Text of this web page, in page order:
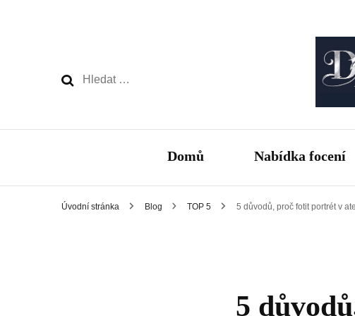
Vyhledávání
Domů Nabídka focení
Úvodní stránka Blog TOP 5 5 důvodů, proč fotit portrét v
5